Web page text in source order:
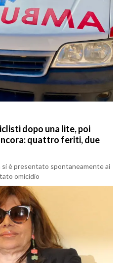
dopo una lite, poi
quattro feriti, due
si è presentato spontaneamente ai
omicidio